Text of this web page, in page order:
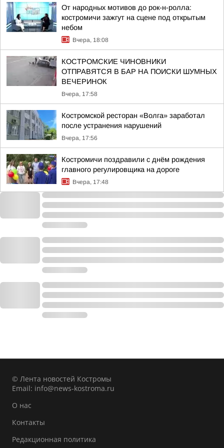
От народных мотивов до рок-н-ролла:
костромичи зажгут на сцене под открытым
небом
Вчера, 18:08
КОСТРОМСКИЕ ЧИНОВНИКИ
ОТПРАВЯТСЯ В БАР НА ПОИСКИ ШУМНЫХ
ВЕЧЕРИНОК
Вчера, 17:58
Костромской ресторан «Волга» заработал
после устранения нарушений
Вчера, 17:56
Костромичи поздравили с днём рождения
главного регулировщика на дороге
Вчера, 17:48
© Лента новостей Костромы
Email: info@news-kostroma.ru
О нас
Контакты
Редакционная политика